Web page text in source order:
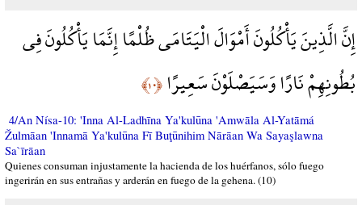
إِنَّ الَّذِينَ يَأْكُلُونَ أَمْوَالَ الْيَتَامَى ظُلْمًا إِنَّمَا يَأْكُلُونَ فِي
بُطُونِهِمْ نَارًا وَسَيَصْلَوْنَ سَعِيرًا﴿١٠﴾
4/An Nísa-10: 'Inna Al-Ladhīna Ya'kulūna 'Amwāla Al-Yatāmá
Žulmāan 'Innamā Ya'kulūna Fī Buţūnihim Nārāan Wa Sayaşlawna
Sa`īrāan
Quienes consuman injustamente la hacienda de los huérfanos, sólo fuego
ingerirán en sus entrañas y arderán en fuego de la gehena. (10)